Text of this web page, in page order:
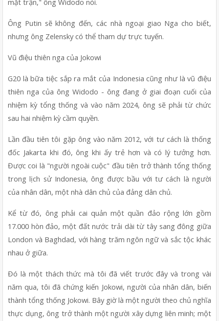
mặt trận," ông Widodo nói.
Ông Putin sẽ không đến, các nhà ngoại giao Nga cho biết,
nhưng ông Zelensky có thể tham dự trực tuyến.
Vũ điệu thiên nga của Jokowi
G20 là bữa tiệc sắp ra mắt của Indonesia cũng như là vũ điệu
thiên nga của ông Widodo - ông đang ở giai đoạn cuối của
nhiệm kỳ tổng thống và vào năm 2024, ông sẽ phải từ chức
sau hai nhiệm kỳ cầm quyền.
Lần đầu tiên tôi gặp ông vào năm 2012, với tư cách là thống
đốc Jakarta khi đó, ông khi ấy trẻ hơn và có lý tưởng hơn.
Được coi là "người ngoài cuộc" đầu tiên trở thành tổng thống
trong lịch sử Indonesia, ông được bầu với tư cách là người
của nhân dân, một nhà dân chủ của đảng dân chủ.
Kể từ đó, ông phải cai quản một quần đảo rộng lớn gồm
17.000 hòn đảo, một đất nước trải dài từ tây sang đông giữa
London và Baghdad, với hàng trăm ngôn ngữ và sắc tộc khác
nhau ở giữa.
Đó là một thách thức mà tôi đã viết trước đây và trong vài
năm qua, tôi đã chứng kiến Jokowi, người của nhân dân, biến
thành tổng thống Jokowi. Bây giờ là một người theo chủ nghĩa
thực dụng, ông trở thành một người xây dựng liên minh; một